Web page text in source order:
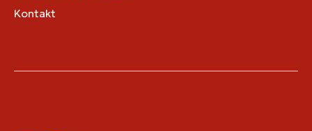
Kontakt